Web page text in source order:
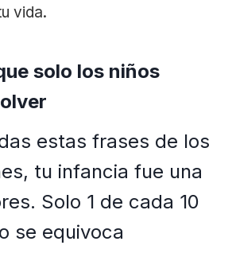
vida.
solo los niños
estas frases de los
tu infancia fue una
Solo 1 de cada 10
se equivoca